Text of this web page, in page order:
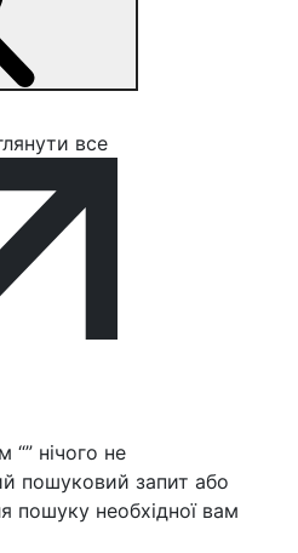
все
“” нічого не
пошуковий запит або
пошуку необхідної вам